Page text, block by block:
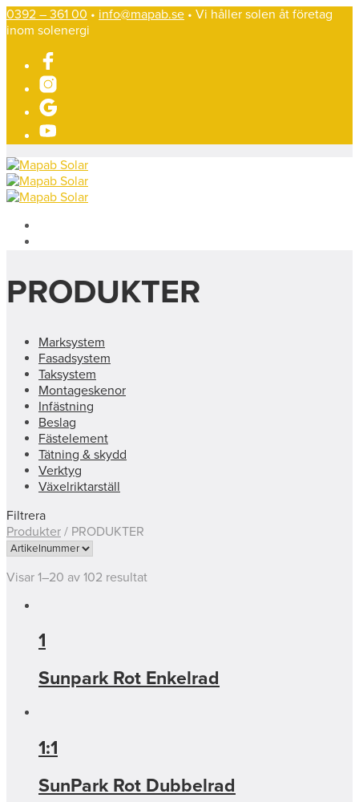
0392 – 361 00 • info@mapab.se • Vi håller solen åt företag
inom solenergi
PRODUKTER
Marksystem
Fasadsystem
Taksystem
Montageskenor
Infästning
Beslag
Fästelement
Tätning & skydd
Verktyg
Växelriktarställ
Filtrera
Produkter / PRODUKTER
Visar 1–20 av 102 resultat
1
Sunpark Rot Enkelrad
1:1
SunPark Rot Dubbelrad